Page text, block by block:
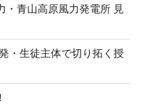
・青山高原風力発電所 見
・生徒主体で切り拓く授